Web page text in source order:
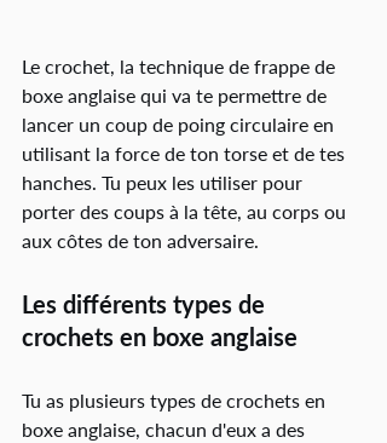
Le crochet, la technique de frappe de
boxe anglaise qui va te permettre de
lancer un coup de poing circulaire en
utilisant la force de ton torse et de tes
hanches. Tu peux les utiliser pour
porter des coups à la tête, au corps ou
aux côtes de ton adversaire.
Les différents types de
crochets en boxe anglaise
Tu as plusieurs types de crochets en
boxe anglaise, chacun d'eux a des